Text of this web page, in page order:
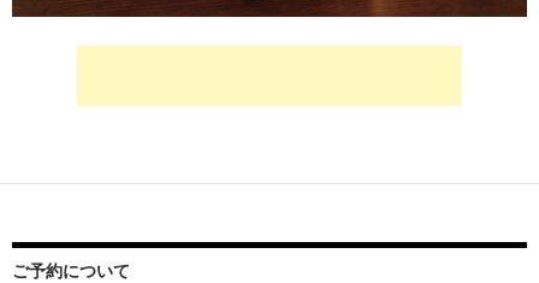
ご予約について